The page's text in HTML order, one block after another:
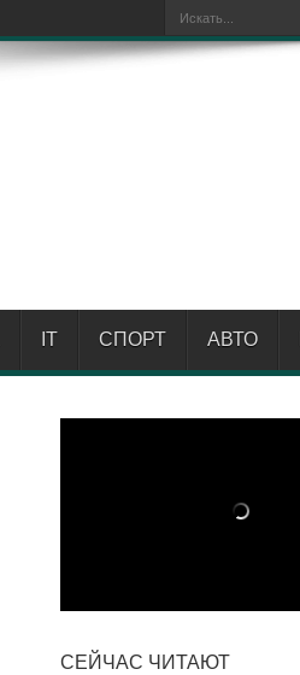
IT СПОРТ АВТО
СЕЙЧАС ЧИТАЮТ